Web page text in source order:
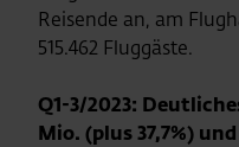
Reisende an, am
515.462 Fluggäste.
Q1-3/2023:
Mio. (plus 37,7%)